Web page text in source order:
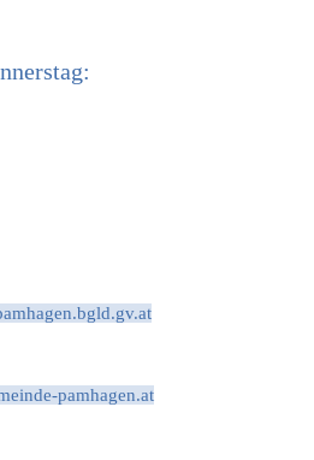
pamhagen.at